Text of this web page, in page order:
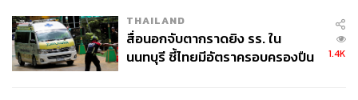
THAILAND
สื่อนอกจับตากราดยิง รร. ใน
นนทบุรี ชี้ไทยมีอัตราครอบครองปืน
1.4K